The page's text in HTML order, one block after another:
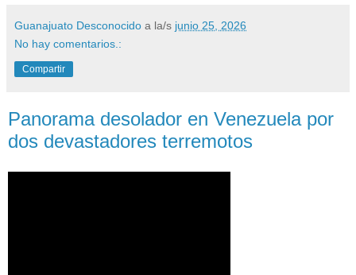
Guanajuato Desconocido a la/s junio 25, 2026
No hay comentarios.:
Compartir
Panorama desolador en Venezuela por
dos devastadores terremotos